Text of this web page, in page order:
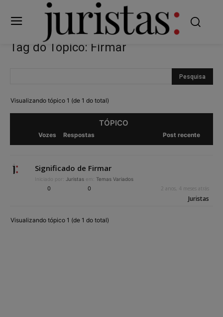
Tag do Tópico: Firmar
Visualizando tópico 1 (de 1 do total)
TÓPICO
Vozes Respostas Post recente
Significado de Firmar
Iniciado por: Juristas em: Temas Variados
0 0 2 anos, 4 meses atrás
Juristas
Visualizando tópico 1 (de 1 do total)